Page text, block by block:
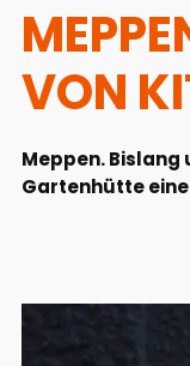
VON
Meppen. Bislang
Gartenhütte